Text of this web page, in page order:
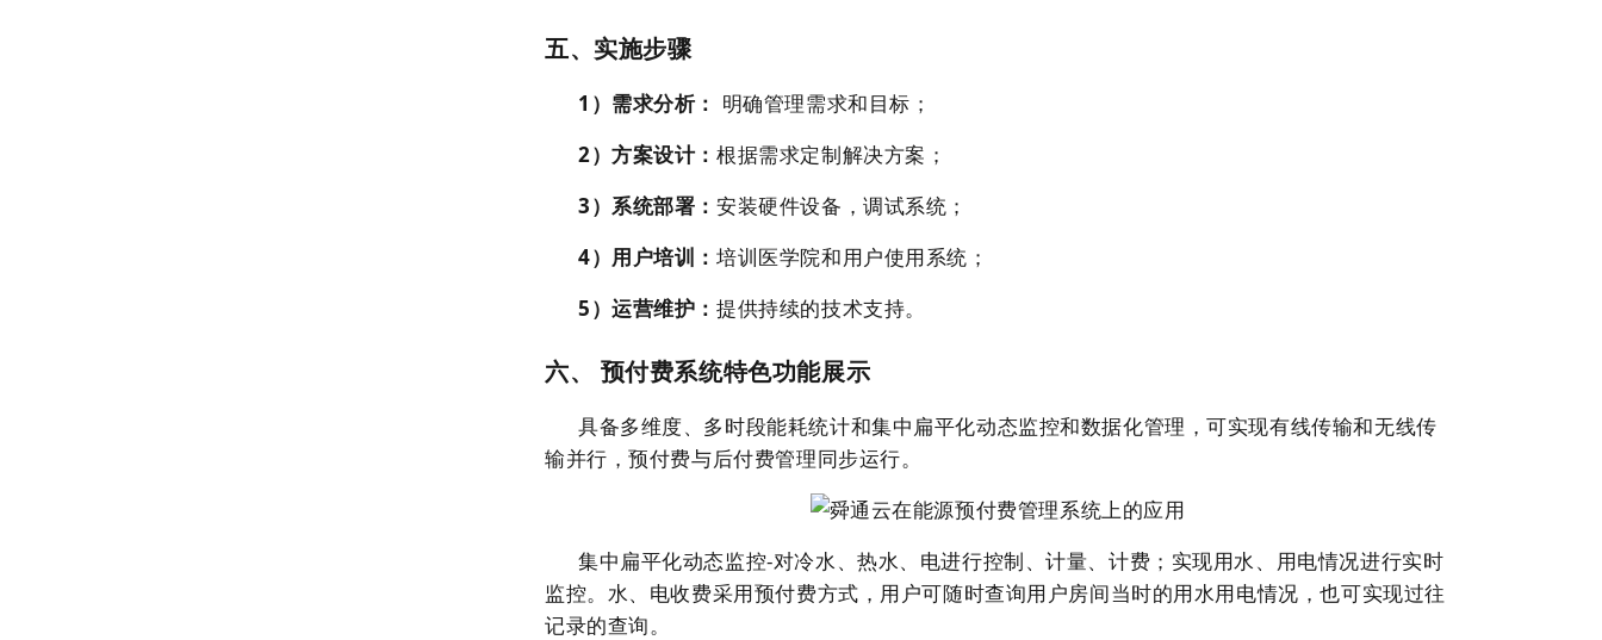
五、 实施步骤
1）需求分析： 明确管理需求和目标；
2）方案设计：根据需求定制解决方案；
3）系统部署：安装硬件设备，调试系统；
4） 用户培训：培训医学院和用户使用系统；
5）运营维护：提供持续的技术支持。
六、 预付费系统特色功能展示
具备多维度、多时段能耗统计和集中扁平化动态监控和数据化管理，可实现有线传输和无线传
输并行，预付费与后付费管理同步运行。
集中扁平化动态监控-对冷水、热水、电进行控制、计量、计费；实现用水、用电情况进行实时
监控。水、电收费采用预付费方式，用户可随时查询用户房间当时的用水用电情况，也可实现过往
记录的查询。